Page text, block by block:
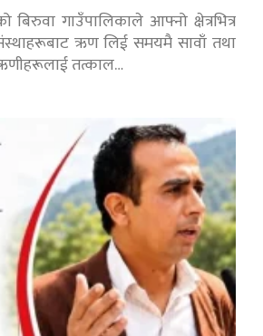
बिरुवा गाउँपालिकाले आफ्नो क्षेत्रभित्र
ऋण लिई समयमै सावाँ तथा
ऋणीहरूलाई तत्काल…